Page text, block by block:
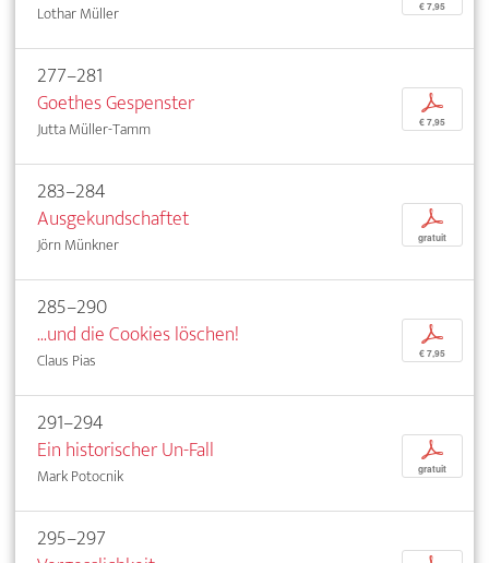
Lothar Müller € 7,95
277–281
Goethes Gespenster
Jutta Müller-Tamm
p
€ 7,95
283–284
Ausgekundschaftet
Jörn Münkner
p
gratuit
285–290
...und die Cookies löschen!
Claus Pias
p
€ 7,95
291–294
Ein historischer Un-Fall
Mark Potocnik
p
gratuit
295–297